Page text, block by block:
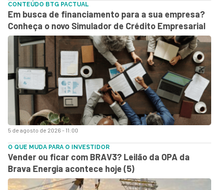
5 de agosto de 2026 - 11:00
CONTEÚDO BTG PACTUAL
Em busca de financiamento para a sua empresa?
Conheça o novo Simulador de Crédito Empresarial
O QUE MUDA PARA O INVESTIDOR
Vender ou ficar com BRAV3? Leilão da OPA da
Brava Energia acontece hoje (5)